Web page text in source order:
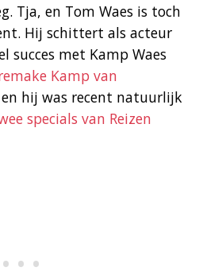
Tja, en Tom Waes is toch
Hij schittert als acteur
succes met Kamp Waes
Kamp van
hij was recent natuurlijk
specials van Reizen